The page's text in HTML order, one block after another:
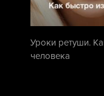
Уроки ретуши.
человека